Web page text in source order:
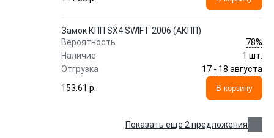
Замок КПП SX4 SWIFT 2006 (АКПП)
Вероятность
78%
Наличие
1 шт.
Отгрузка
17 - 18 августа
153.61 p.
В корзину
Показать еще 2 предложения